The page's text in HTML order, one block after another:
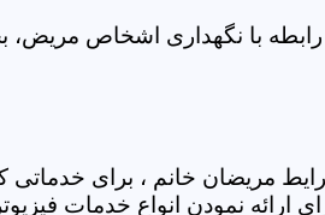
یک تیم قوی دارد که در رابطه با
برای راحت تر کردن شرایط